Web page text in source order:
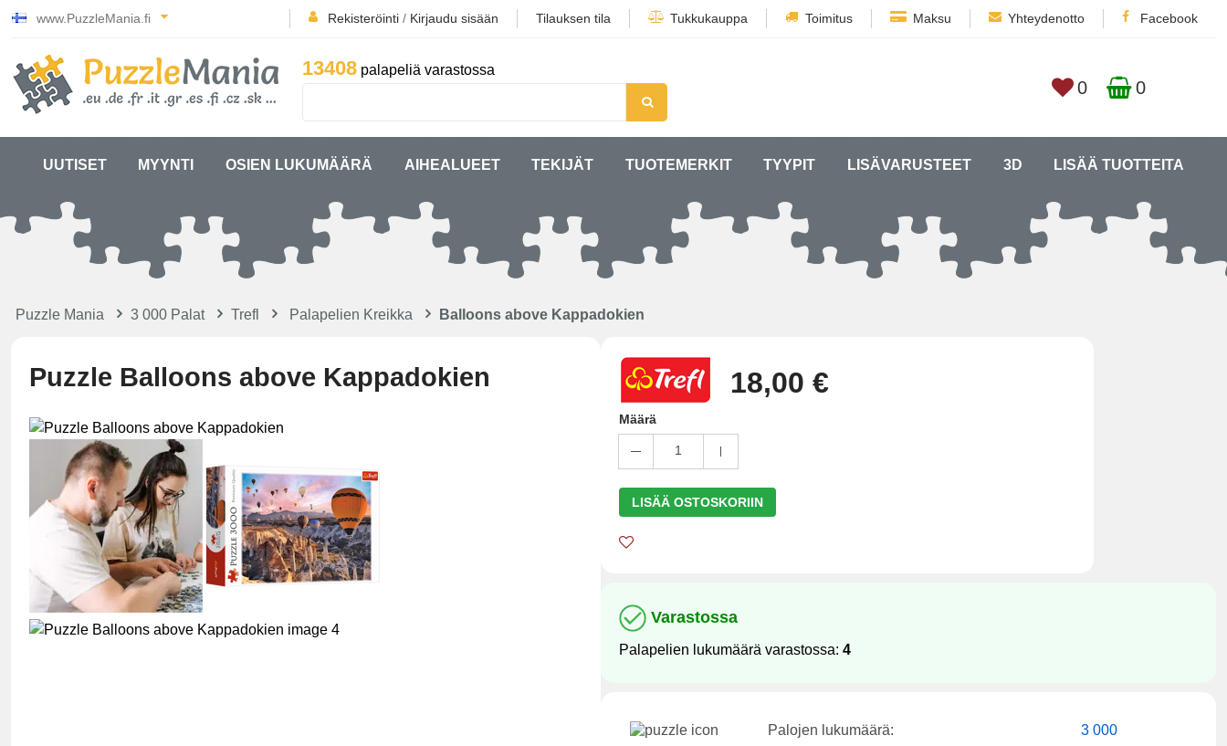
www.PuzzleMania.fi Rekisteröinti / Kirjaudu sisään Tilauksen tila Tukkukauppa Toimitus Maksu Yhteydenotto Facebook
13408 palapeliä varastossa
0 0
UUTISET MYYNTI OSIEN LUKUMÄÄRÄ AIHEALUEET TEKIJÄT TUOTEMERKIT TYYPIT LISÄVARUSTEET 3D LISÄÄ TUOTTEITA
Puzzle Mania 3 000 Palat Trefl Palapelien Kreikka Balloons above Kappadokien
Puzzle Balloons above Kappadokien 18,00 €
Määrä
1
LISÄÄ OSTOSKORIIN
Varastossa
Palapelien lukumäärä varastossa: 4
Palojen lukumäärä: 3 000